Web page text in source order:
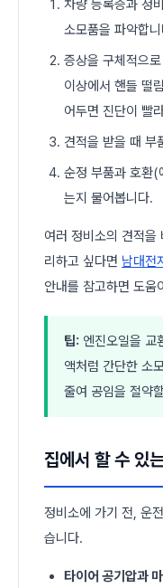
차량 등록증과 정
소모품을 파악합
증상을 구체적으
이상에서 핸들 떨
어두면 진단이 빨
견적을 받을 때 부
순정 부품과 호환(
는지 물어봅니다.
여러 정비소의 견적을
리하고 싶다면 남대전
안내를 참고하면 도움
팁: 엔진오일을 교
액처럼 간단한 소
줄여 공임을 절약
집에서 할 수 있
정비소에 가기 전, 운
습니다.
타이어 공기압과